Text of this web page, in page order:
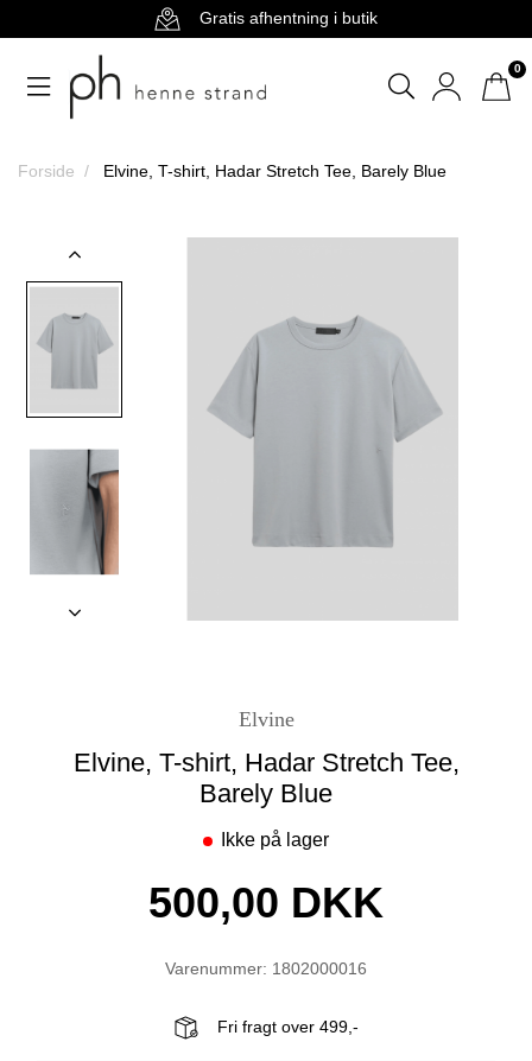
Gratis afhentning i butik
0
Forside Elvine, T-shirt, Hadar Stretch Tee, Barely Blue
Elvine
Elvine, T-shirt, Hadar Stretch Tee,
Barely Blue
Ikke på lager
500,00 DKK
Varenummer: 1802000016
Fri fragt over 499,-